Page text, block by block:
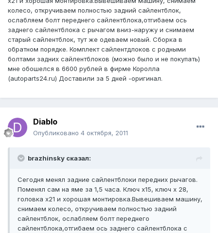
колесо, откручиваем полностью задний сайлентблок,
ослабляем болт переднего сайлентблока,отгибаем ось
заднего сайлентблока с рычагом вниз-наружу и снимаем
старый сайлентблок, тут же одеваем новый. Сборка в
обратном порядке. Комплект сайлентдлоков с родными
болтами задних сайлентблоков (можно было и не покупать)
мне обошелся в 6600 рублей в фирме Королла
(autoparts24.ru) Доставили за 5 дней -оригинал.
Diablo
Опубликовано 4 октября, 2011
brazhinsky сказал:
Сегодня менял задние сайлентблоки передних рычагов.
Поменял сам на яме за 1,5 часа. Ключ х15, ключ х 28,
головка х21 и хорошая монтировка.Вывешиваем машину,
снимаем колесо, откручиваем полностью задний
сайлентблок, ослабляем болт переднего
сайлентблока,отгибаем ось заднего сайлентблока с